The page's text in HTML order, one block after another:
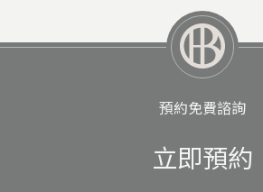
預約免費諮詢
立即預約